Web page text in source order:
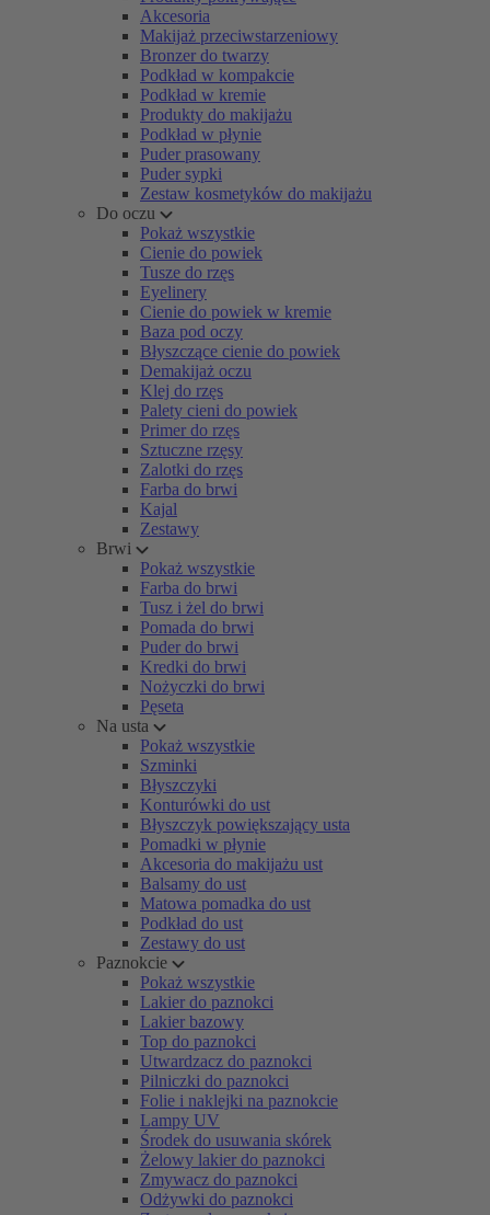
Akcesoria
Makijaż przeciwstarzeniowy
Bronzer do twarzy
Podkład w kompakcie
Podkład w kremie
Produkty do makijażu
Podkład w płynie
Puder prasowany
Puder sypki
Zestaw kosmetyków do makijażu
Do oczu
Pokaż wszystkie
Cienie do powiek
Tusze do rzęs
Eyelinery
Cienie do powiek w kremie
Baza pod oczy
Błyszczące cienie do powiek
Demakijaż oczu
Klej do rzęs
Palety cieni do powiek
Primer do rzęs
Sztuczne rzęsy
Zalotki do rzęs
Farba do brwi
Kajal
Zestawy
Brwi
Pokaż wszystkie
Farba do brwi
Tusz i żel do brwi
Pomada do brwi
Puder do brwi
Kredki do brwi
Nożyczki do brwi
Pęseta
Na usta
Pokaż wszystkie
Szminki
Błyszczyki
Konturówki do ust
Błyszczyk powiększający usta
Pomadki w płynie
Akcesoria do makijażu ust
Balsamy do ust
Matowa pomadka do ust
Podkład do ust
Zestawy do ust
Paznokcie
Pokaż wszystkie
Lakier do paznokci
Lakier bazowy
Top do paznokci
Utwardzacz do paznokci
Pilniczki do paznokci
Folie i naklejki na paznokcie
Lampy UV
Środek do usuwania skórek
Żelowy lakier do paznokci
Zmywacz do paznokci
Odżywki do paznokci